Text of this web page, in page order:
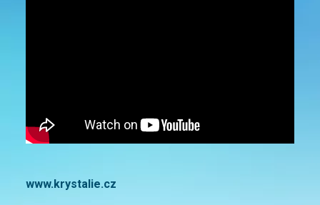
www.krystalie.cz